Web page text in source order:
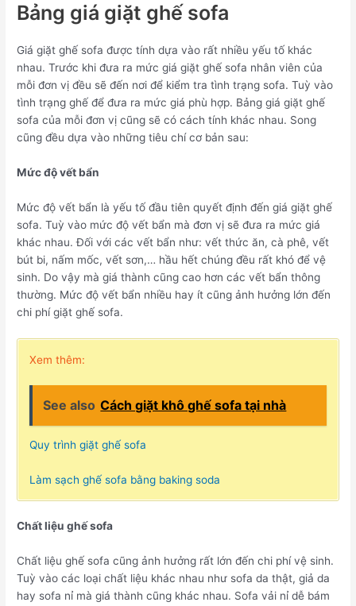
Bảng giá giặt ghế sofa
Giá giặt ghế sofa được tính dựa vào rất nhiều yếu tố khác
nhau. Trước khi đưa ra mức giá giặt ghế sofa nhân viên của
mỗi đơn vị đều sẽ đến nơi để kiểm tra tình trạng sofa. Tuỳ vào
tình trạng ghế để đưa ra mức giá phù hợp. Bảng giá giặt ghế
sofa của mỗi đơn vị cũng sẽ có cách tính khác nhau. Song
cũng đều dựa vào những tiêu chí cơ bản sau:
Mức độ vết bẩn
Mức độ vết bẩn là yếu tố đầu tiên quyết định đến giá giặt ghế
sofa. Tuỳ vào mức độ vết bẩn mà đơn vị sẽ đưa ra mức giá
khác nhau. Đối với các vết bẩn như: vết thức ăn, cà phê, vết
bút bi, nấm mốc, vết sơn,… hầu hết chúng đều rất khó để vệ
sinh. Do vậy mà giá thành cũng cao hơn các vết bẩn thông
thường. Mức độ vết bẩn nhiều hay ít cũng ảnh hưởng lớn đến
chi phí giặt ghế sofa.
Xem thêm:
See also Cách giặt khô ghế sofa tại nhà
Quy trình giặt ghế sofa
Làm sạch ghế sofa bằng baking soda
Chất liệu ghế sofa
Chất liệu ghế sofa cũng ảnh hưởng rất lớn đến chi phí vệ sinh.
Tuỳ vào các loại chất liệu khác nhau như sofa da thật, giả da
hay sofa nỉ mà giá thành cũng khác nhau. Sofa vải nỉ dễ bám